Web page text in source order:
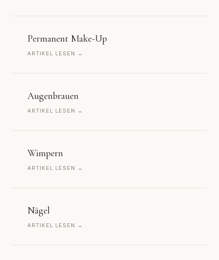
Permanent Make-Up
ARTIKEL LESEN →
Augenbrauen
ARTIKEL LESEN →
Wimpern
ARTIKEL LESEN →
Nägel
ARTIKEL LESEN →